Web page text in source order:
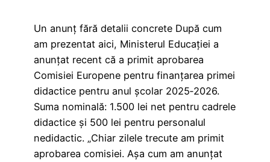
Un anunț fără detalii concrete După cum
am prezentat aici, Ministerul Educației a
anunțat recent că a primit aprobarea
Comisiei Europene pentru finanțarea primei
didactice pentru anul școlar 2025‑2026.
Suma nominală: 1.500 lei net pentru cadrele
didactice și 500 lei pentru personalul
nedidactic. „Chiar zilele trecute am primit
aprobarea comisiei. Așa cum am anunțat